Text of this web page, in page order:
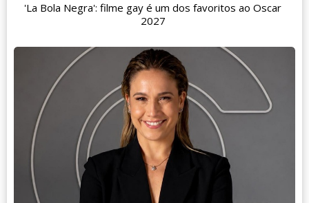
'La Bola Negra': filme gay é um dos favoritos ao Oscar
2027